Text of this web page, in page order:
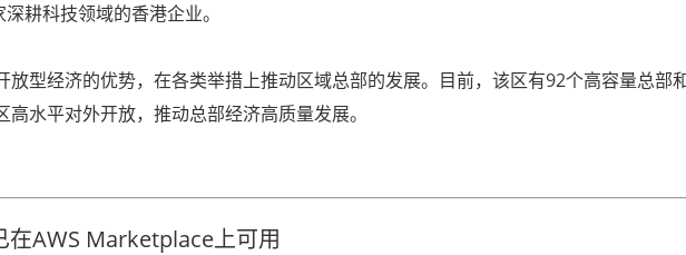
耕科技领域的香港企业。
放型经济的优势，在各类举措上推动区域总部的发展。目前，该区有92个高容量总
水平对外开放，推动总部经济高质量发展。
在AWS Marketplace上可用